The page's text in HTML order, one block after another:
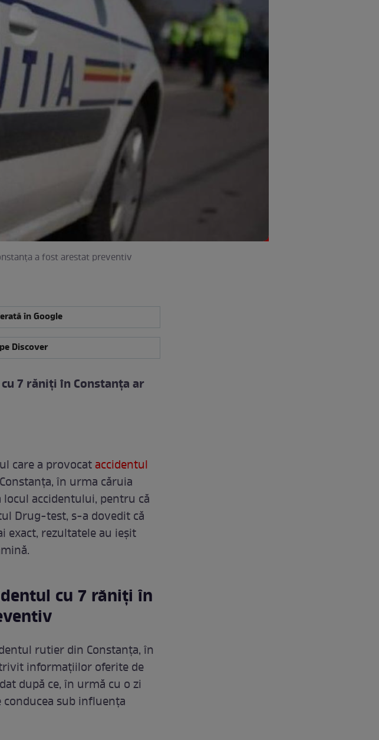
a fost arestat preventiv
în Google
Discover
7 răniți în Constanța ar
care a provocataccidentul
în urma căruia
accidentului, pentru că
Drug-test, s-a dovedit că
exact, rezultatele au ieșit
cu 7 răniți în
rutier din Constanța, în
informațiilor oferite de
după ce, în urmă cu o zi
sub influenţa